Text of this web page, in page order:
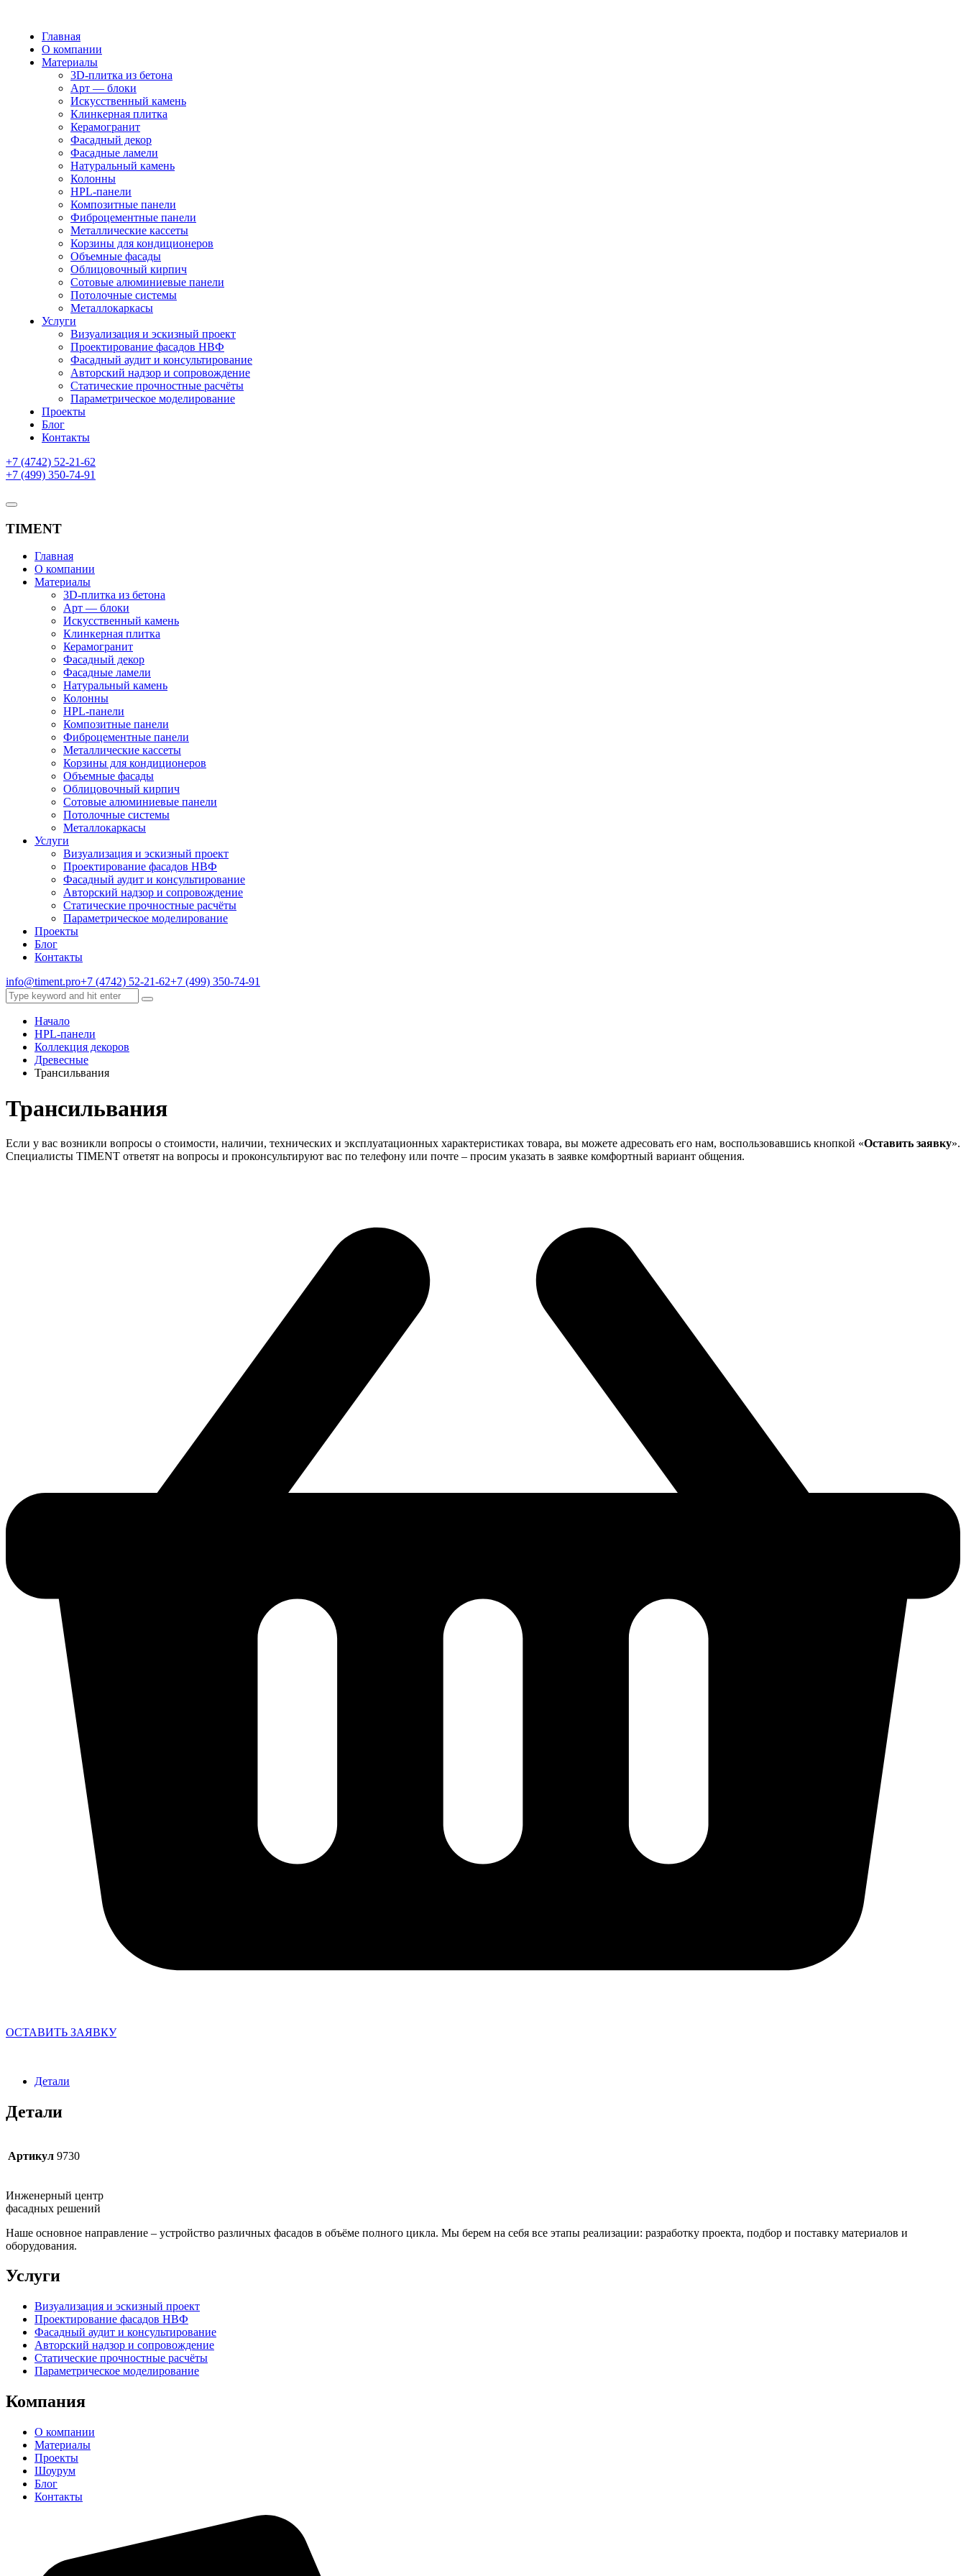
Главная
О компании
Материалы
3D-плитка из бетона
Арт — блоки
Искусственный камень
Клинкерная плитка
Керамогранит
Фасадный декор
Фасадные ламели
Натуральный камень
Колонны
HPL-панели
Композитные панели
Фиброцементные панели
Металлические кассеты
Корзины для кондиционеров
Объемные фасады
Облицовочный кирпич
Сотовые алюминиевые панели
Потолочные системы
Металлокаркасы
Услуги
Визуализация и эскизный проект
Проектирование фасадов НВФ
Фасадный аудит и консультирование
Авторский надзор и сопровождение
Статические прочностные расчёты
Параметрическое моделирование
Проекты
Блог
Контакты
+7 (4742) 52-21-62
+7 (499) 350-74-91
TIMENT
Главная
О компании
Материалы
3D-плитка из бетона
Арт — блоки
Искусственный камень
Клинкерная плитка
Керамогранит
Фасадный декор
Фасадные ламели
Натуральный камень
Колонны
HPL-панели
Композитные панели
Фиброцементные панели
Металлические кассеты
Корзины для кондиционеров
Объемные фасады
Облицовочный кирпич
Сотовые алюминиевые панели
Потолочные системы
Металлокаркасы
Услуги
Визуализация и эскизный проект
Проектирование фасадов НВФ
Фасадный аудит и консультирование
Авторский надзор и сопровождение
Статические прочностные расчёты
Параметрическое моделирование
Проекты
Блог
Контакты
info@timent.pro+7 (4742) 52-21-62+7 (499) 350-74-91
Начало
HPL-панели
Коллекция декоров
Древесные
Трансильвания
Трансильвания
Если у вас возникли вопросы о стоимости, наличии, технических и эксплуатационных характеристиках товара, вы можете адресовать его нам, воспользовавшись кнопкой «Оставить заявку».
Специалисты TIMENT ответят на вопросы и проконсультируют вас по телефону или почте – просим указать в заявке комфортный вариант общения.
ОСТАВИТЬ ЗАЯВКУ
Детали
Детали
Артикул 9730
Инженерный центр
фасадных решений
Наше основное направление – устройство различных фасадов в объёме полного цикла. Мы берем на себя все этапы реализации: разработку проекта, подбор и поставку материалов и
оборудования.
Услуги
Визуализация и эскизный проект
Проектирование фасадов НВФ
Фасадный аудит и консультирование
Авторский надзор и сопровождение
Статические прочностные расчёты
Параметрическое моделирование
Компания
О компании
Материалы
Проекты
Шоурум
Блог
Контакты